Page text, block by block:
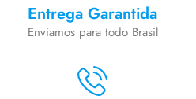
Entrega Garantida
Enviamos para todo Brasil